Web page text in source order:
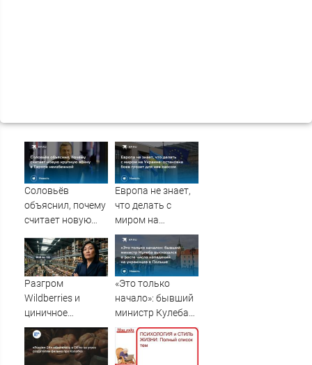
Соловьёв
объяснил, почему
считает новую
Европе
неизбежной
Европа не знает,
что делать с
миром на
Украине:
остановка боев
грозит для нее
хаосом
Разгром
Wildberries и
циничное
обращение к
русским
«Это только
начало»: бывший
министр Кулеба
высказался о
росте числа
нападений на